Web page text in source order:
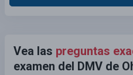
Vea las preguntas
examen del DMV de